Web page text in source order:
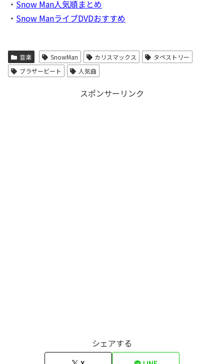
・ Snow Man人気順まとめ
・ Snow ManライブDVDおすすめ
音楽 SnowMan カリスマックス
タペストリー
ブラザービート
人気曲
スポンサーリンク
シェアする